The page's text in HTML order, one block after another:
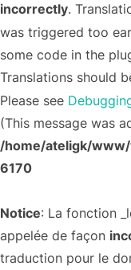
incorrectly.
was triggered too
some code in the
Translations should
Please see
(This message was
/home/ateligk/
6170
Notice: La fonction
appelée de façon
traduction pour le